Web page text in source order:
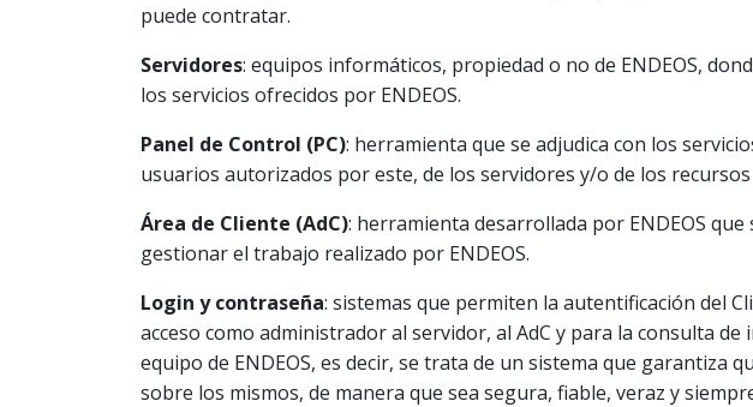
puede contratar.
Servidores: equipos informáticos, propiedad o no de ENDEOS,
los servicios ofrecidos por ENDEOS.
Panel de Control (PC): herramienta que se adjudica con los
usuarios autorizados por este, de los servidores y/o de los
Área de Cliente (AdC): herramienta desarrollada por ENDEOS
gestionar el trabajo realizado por ENDEOS.
Login y contraseña: sistemas que permiten la autentificación del
acceso como administrador al servidor, al AdC y para la consulta
equipo de ENDEOS, es decir, se trata de un sistema que garantiza
sobre los mismos, de manera que sea segura, fiable, veraz y